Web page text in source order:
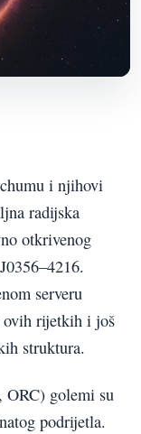
i njihovi
radijska
otkrivenog
serveru
ovih rijetkih i još
struktura.
, ORC) golemi su
podrijetla.